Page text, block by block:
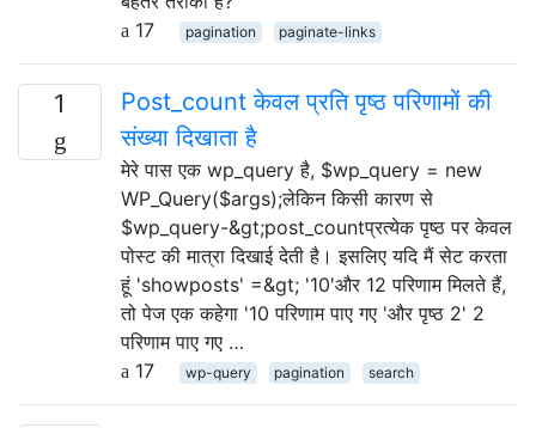
17
pagination paginate-links
1
Post_count केवल प्रति पृष्ठ परिणामों की
संख्या दिखाता है
मेरे पास एक wp_query है, $wp_query = new
WP_Query($args);लेकिन किसी कारण से
$wp_query-&gt;post_countप्रत्येक पृष्ठ पर केवल
पोस्ट की मात्रा दिखाई देती है। इसलिए यदि मैं सेट करता
हूं 'showposts' =&gt; '10'और 12 परिणाम मिलते हैं,
तो पेज एक कहेगा '10 परिणाम पाए गए 'और पृष्ठ 2' 2
परिणाम पाए गए …
17
wp-query pagination search